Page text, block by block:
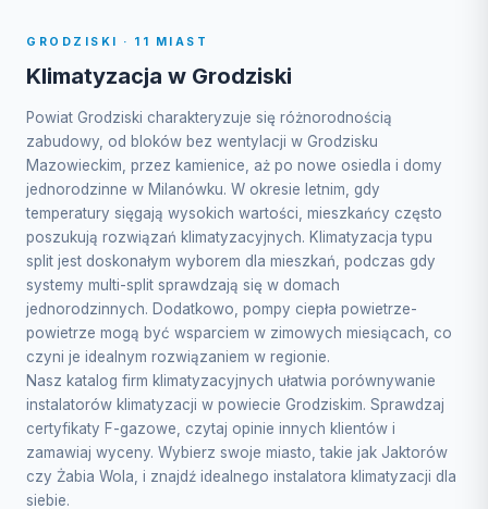
GRODZISKI · 11 MIAST
Klimatyzacja w Grodziski
Powiat Grodziski charakteryzuje się różnorodnością
zabudowy, od bloków bez wentylacji w Grodzisku
Mazowieckim, przez kamienice, aż po nowe osiedla i domy
jednorodzinne w Milanówku. W okresie letnim, gdy
temperatury sięgają wysokich wartości, mieszkańcy często
poszukują rozwiązań klimatyzacyjnych. Klimatyzacja typu
split jest doskonałym wyborem dla mieszkań, podczas gdy
systemy multi-split sprawdzają się w domach
jednorodzinnych. Dodatkowo, pompy ciepła powietrze-
powietrze mogą być wsparciem w zimowych miesiącach, co
czyni je idealnym rozwiązaniem w regionie.
Nasz katalog firm klimatyzacyjnych ułatwia porównywanie
instalatorów klimatyzacji w powiecie Grodziskim. Sprawdzaj
certyfikaty F-gazowe, czytaj opinie innych klientów i
zamawiaj wyceny. Wybierz swoje miasto, takie jak Jaktorów
czy Żabia Wola, i znajdź idealnego instalatora klimatyzacji dla
siebie.